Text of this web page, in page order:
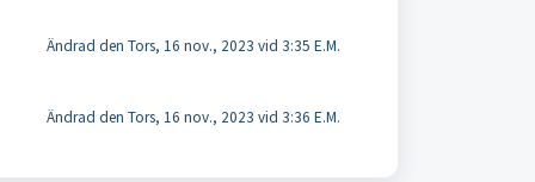
Ändrad den Tors, 16 nov., 2023 vid 3:35 E.M.
Ändrad den Tors, 16 nov., 2023 vid 3:36 E.M.